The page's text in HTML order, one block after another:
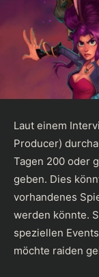
Laut einem
Producer)
Tagen 200 oder
geben. Dies
vorhandenes
werden könnte.
speziellen
möchte raiden